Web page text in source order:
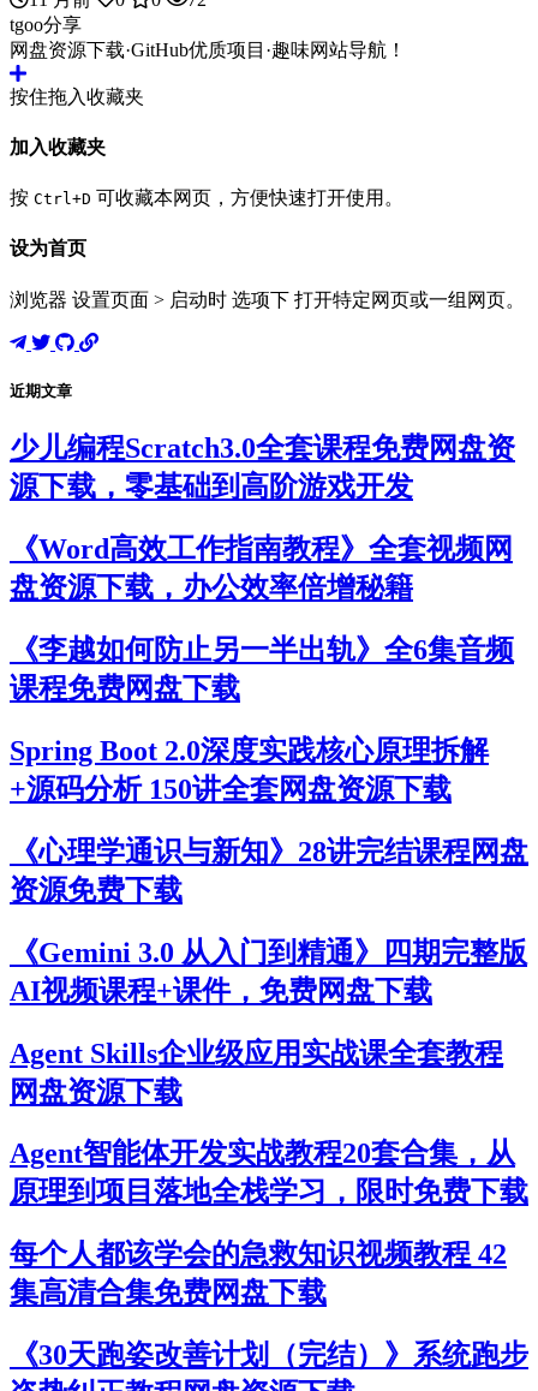
tgoo分享
网盘资源下载·GitHub优质项目·趣味网站导航！
按住拖入收藏夹
加入收藏夹
按 Ctrl+D 可收藏本网页，方便快速打开使用。
设为首页
浏览器 设置页面 > 启动时 选项下 打开特定网页或一组网页。
近期文章
少儿编程Scratch3.0全套课程免费网盘资
源下载，零基础到高阶游戏开发
《Word高效工作指南教程》全套视频网
盘资源下载，办公效率倍增秘籍
《李越如何防止另一半出轨》全6集音频
课程免费网盘下载
Spring Boot 2.0深度实践核心原理拆解
+源码分析 150讲全套网盘资源下载
《心理学通识与新知》28讲完结课程网盘
资源免费下载
《Gemini 3.0 从入门到精通》四期完整版
AI视频课程+课件，免费网盘下载
Agent Skills企业级应用实战课全套教程
网盘资源下载
Agent智能体开发实战教程20套合集，从
原理到项目落地全栈学习，限时免费下载
每个人都该学会的急救知识视频教程 42
集高清合集免费网盘下载
《30天跑姿改善计划（完结）》系统跑步